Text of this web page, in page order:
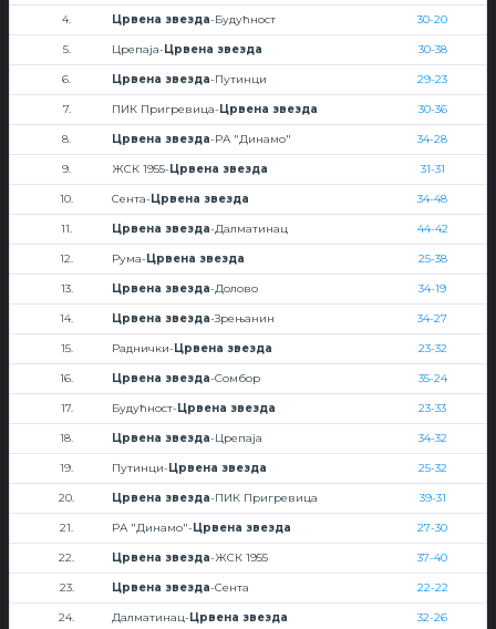
4. Црвена звезда-Будућност 30-20
5. Црепаја-Црвена звезда 30-38
6. Црвена звезда-Путинци 29-23
7. ПИК Пригревица-Црвена звезда 30-36
8. Црвена звезда-РА "Динамо" 34-28
9. ЖСК 1955-Црвена звезда 31-31
10. Сента-Црвена звезда 34-48
11. Црвена звезда-Далматинац 44-42
12. Рума-Црвена звезда 25-38
13. Црвена звезда-Долово 34-19
14. Црвена звезда-Зрењанин 34-27
15. Раднички-Црвена звезда 23-32
16. Црвена звезда-Сомбор 35-24
17. Будућност-Црвена звезда 23-33
18. Црвена звезда-Црепаја 34-32
19. Путинци-Црвена звезда 25-32
20. Црвена звезда-ПИК Пригревица 39-31
21. РА "Динамо"-Црвена звезда 27-30
22. Црвена звезда-ЖСК 1955 37-40
23. Црвена звезда-Сента 22-22
24. Далматинац-Црвена звезда 32-26